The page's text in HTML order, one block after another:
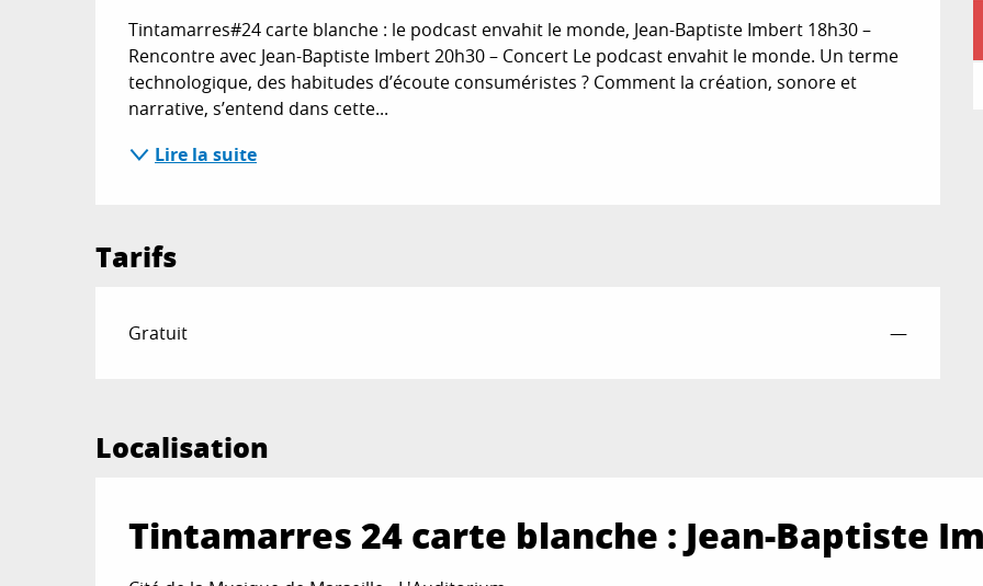
Tintamarres#24 carte blanche : le podcast envahit le monde, Jean-Baptiste Imbert 18h30 –
Rencontre avec Jean-Baptiste Imbert 20h30 – Concert Le podcast envahit le monde. Un terme
technologique, des habitudes d’écoute consuméristes ? Comment la création, sonore et
narrative, s’entend dans cette...
Lire la suite
Tarifs
Gratuit —
Localisation
Tintamarres 24 carte blanche : Jean-Baptiste